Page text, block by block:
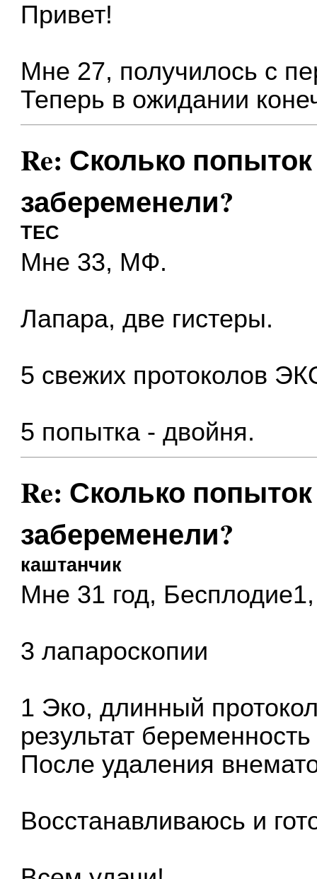
Привет!
Мне 27, получилось с
Теперь в ожидании
Re: Сколько
забеременели?
ТЕС
Мне 33, МФ.
Лапара, две гистеры.
5 свежих протоколов
5 попытка - двойня.
Re: Сколько
забеременели?
каштанчик
Мне 31 год,
3 лапароскопии
1 Эко, длинный
результат
После удаления
Восстанавливаюсь и